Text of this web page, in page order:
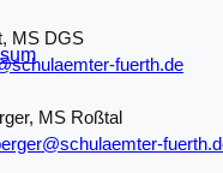
MS DGS
fuerth.de
MS Roßtal